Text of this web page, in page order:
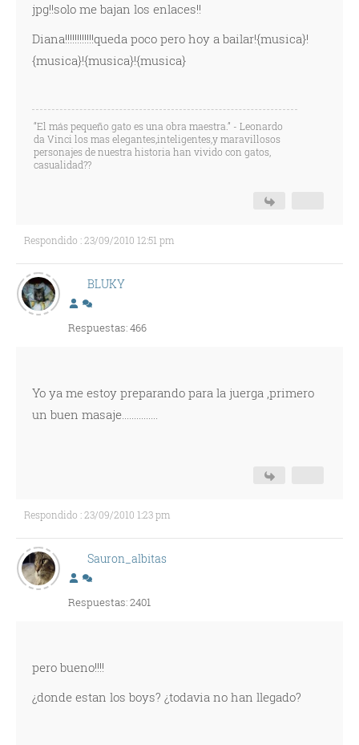
jpg!!solo me bajan los enlaces!!
Diana!!!!!!!!!!!!queda poco pero hoy a bailar!{musica}!
{musica}!{musica}!{musica}
“El más pequeño gato es una obra maestra.” - Leonardo
da Vinci los mas elegantes,inteligentes,y maravillosos
personajes de nuestra historia han vivido con gatos,
casualidad??
Respondido : 23/09/2010 12:51 pm
BLUKY
Respuestas: 466
Yo ya me estoy preparando para la juerga ,primero
un buen masaje...............
Respondido : 23/09/2010 1:23 pm
Sauron_albitas
Respuestas: 2401
pero bueno!!!!
¿donde estan los boys? ¿todavia no han llegado?